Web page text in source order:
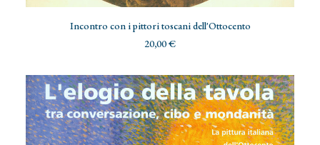
ADD TO CART
Incontro con i pittori toscani dell'Ottocento
20,00€